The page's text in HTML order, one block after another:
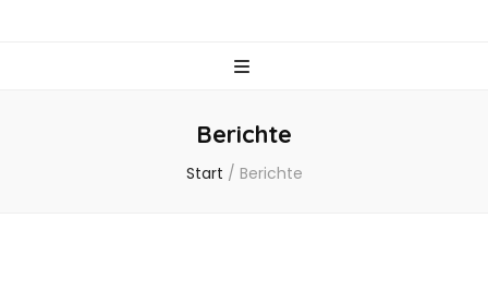
Berichte
Start / Berichte